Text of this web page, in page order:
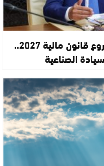
أخنوش يكشف مرتكزات مشروع قانون مالية 2027..
الصناعية